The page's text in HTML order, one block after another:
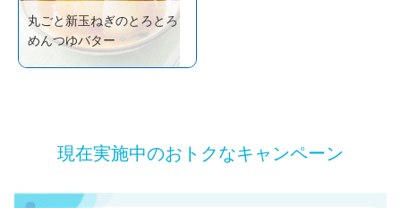
丸ごと新玉ねぎのとろとろ
めんつゆバター
現在実施中のおトクなキャンペーン